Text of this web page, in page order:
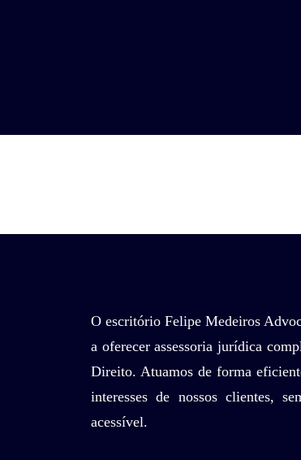
O escritório Felipe Medeiros
a oferecer assessoria jurídica
Direito. Atuamos de forma
interesses de nossos clientes,
acessível.